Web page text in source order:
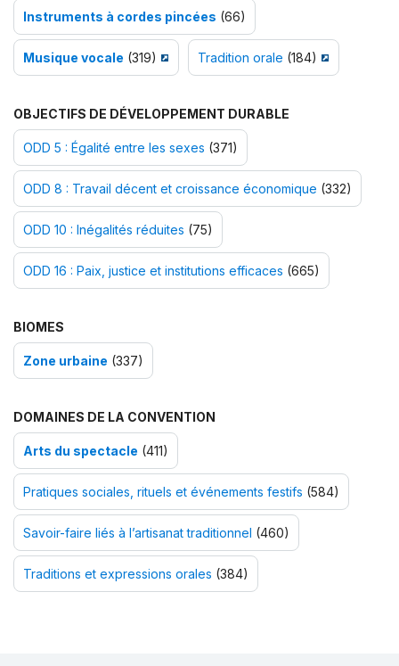
Instruments à cordes pincées (66)
Musique vocale (319) Tradition orale (184)
OBJECTIFS DE DÉVELOPPEMENT DURABLE
ODD 5 : Égalité entre les sexes (371)
ODD 8 : Travail décent et croissance économique (332)
ODD 10 : Inégalités réduites (75)
ODD 16 : Paix, justice et institutions efficaces (665)
BIOMES
Zone urbaine (337)
DOMAINES DE LA CONVENTION
Arts du spectacle (411)
Pratiques sociales, rituels et événements festifs (584)
Savoir-faire liés à l’artisanat traditionnel (460)
Traditions et expressions orales (384)